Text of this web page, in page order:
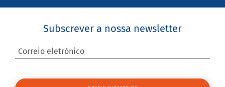
Subscrever a nossa newsletter
Correio eletrónico